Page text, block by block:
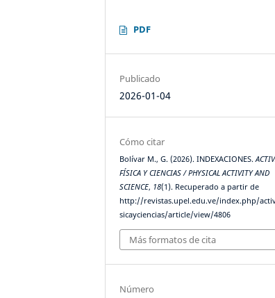
PDF
Publicado
2026-01-04
Cómo citar
Bolívar M., G. (2026). INDEXACIONES.
FÍSICA Y CIENCIAS / PHYSICAL ACTIVITY AND
SCIENCE, 18(1). Recuperado a partir de
http://revistas.upel.edu.ve/index.php/
sicayciencias/article/view/4806
Más formatos de cita
Número